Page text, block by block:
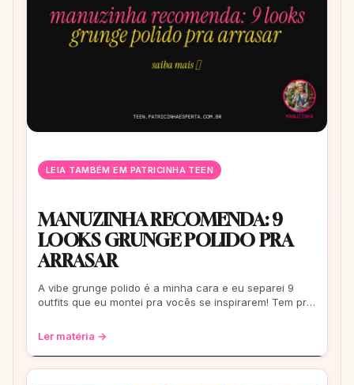
LEIA TAMBÉM EM PATRICINHA TEEN
MANUZINHA RECOMENDA: 9
LOOKS GRUNGE POLIDO PRA
ARRASAR
A vibe grunge polido é a minha cara e eu separei 9
outfits que eu montei pra vocês se inspirarem! Tem pra
Ler matéria →